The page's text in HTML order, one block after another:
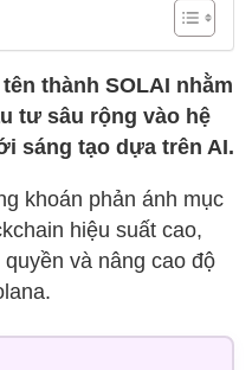
thành SOLAI nhằm
tư sâu rộng vào hệ
sáng tạo dựa trên AI.
khoán phản ánh mục
hiệu suất cao,
và nâng cao độ